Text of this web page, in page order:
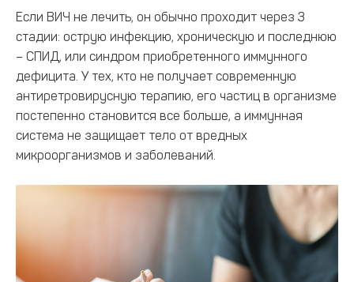
Если ВИЧ не лечить, он обычно проходит через 3
стадии: острую инфекцию, хроническую и последнюю
– СПИД, или синдром приобретенного иммунного
дефицита. У тех, кто не получает современную
антиретровирусную терапию, его частиц в организме
постепенно становится все больше, а иммунная
система не защищает тело от вредных
микроорганизмов и заболеваний.